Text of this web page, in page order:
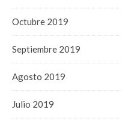
Octubre 2019
Septiembre 2019
Agosto 2019
Julio 2019